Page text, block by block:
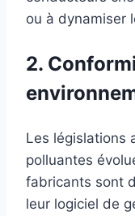
ou à dynamiser
2.
Les législations
polluantes
fabricants sont
leur logiciel de